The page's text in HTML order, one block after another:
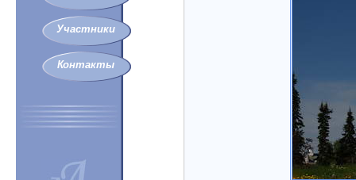
Участники
Контакты